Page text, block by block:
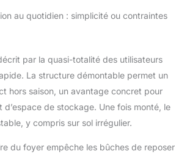
Un vrai accroche-
ACCESSOIRES : Une
large gamme
disponible pour le
foyer. La grille TRIPLE
transforme le foyer en
barbecue confortable.
au quotidien : simplicité ou contraintes
par la quasi-totalité des utilisateurs
La structure démontable permet un
hors saison, un avantage concret pour
d’espace de stockage. Une fois monté, le
y compris sur sol irrégulier.
du foyer empêche les bûches de reposer